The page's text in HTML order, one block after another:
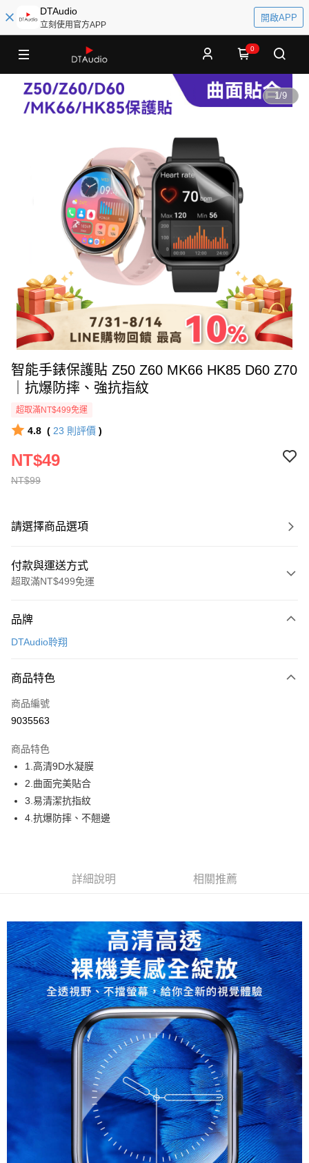
DTAudio
立刻使用官方APP
開啟APP
0
1/9
智能手錶保護貼 Z50 Z60 MK66 HK85 D60 Z70
｜抗爆防摔、強抗指紋
超取滿NT$499免運
4.8 ( 23 則評價 )
NT$99
NT$49
請選擇商品選項
付款與運送方式
超取滿NT$499免運
信用卡一次付款
LINE Pay
Apple Pay
悠遊付
Google Pay
ATM付款
每筆NT$60，滿NT$499(含以上)免運費
每筆NT$60，滿NT$499(含以上)免運費
萊爾富取貨付款
每筆NT$60，滿NT$598(含以上)免運費
付款後萊爾富取貨
每筆NT$60，滿NT$598(含以上)免運費
7-11取貨付款
每筆NT$60，滿NT$598(含以上)免運費
付款後7-11取貨
每筆NT$60，滿NT$598(含以上)免運費
宅配
每筆NT$60，滿NT$800(含以上)免運費
品牌
DTAudio聆翔
商品特色
商品編號
9035563
商品特色
1.高清9D水凝膜
2.曲面完美貼合
3.易清潔抗指紋
4.抗爆防摔、不翹邊
詳細說明 相關推薦